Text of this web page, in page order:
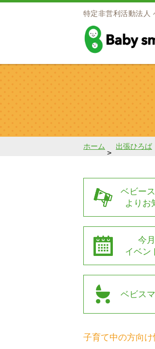
特定非営利活動法人
ホーム
>
出張ひろば
ベビー
よりお
今
イベン
ベビス
子育て中の方向け